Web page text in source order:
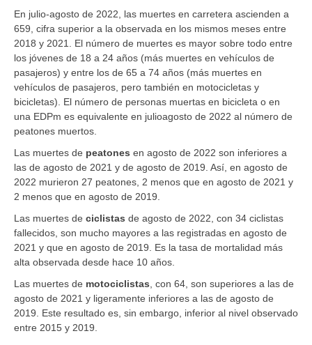
En julio-agosto de 2022, las muertes en carretera ascienden a
659, cifra superior a la observada en los mismos meses entre
2018 y 2021. El número de muertes es mayor sobre todo entre
los jóvenes de 18 a 24 años (más muertes en vehículos de
pasajeros) y entre los de 65 a 74 años (más muertes en
vehículos de pasajeros, pero también en motocicletas y
bicicletas). El número de personas muertas en bicicleta o en
una EDPm es equivalente en julioagosto de 2022 al número de
peatones muertos.
Las muertes de peatones en agosto de 2022 son inferiores a
las de agosto de 2021 y de agosto de 2019. Así, en agosto de
2022 murieron 27 peatones, 2 menos que en agosto de 2021 y
2 menos que en agosto de 2019.
Las muertes de ciclistas de agosto de 2022, con 34 ciclistas
fallecidos, son mucho mayores a las registradas en agosto de
2021 y que en agosto de 2019. Es la tasa de mortalidad más
alta observada desde hace 10 años.
Las muertes de motociclistas , con 64, son superiores a las de
agosto de 2021 y ligeramente inferiores a las de agosto de
2019. Este resultado es, sin embargo, inferior al nivel observado
entre 2015 y 2019.